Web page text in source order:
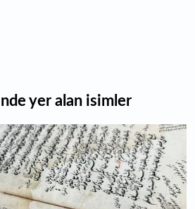
yer alan isimler